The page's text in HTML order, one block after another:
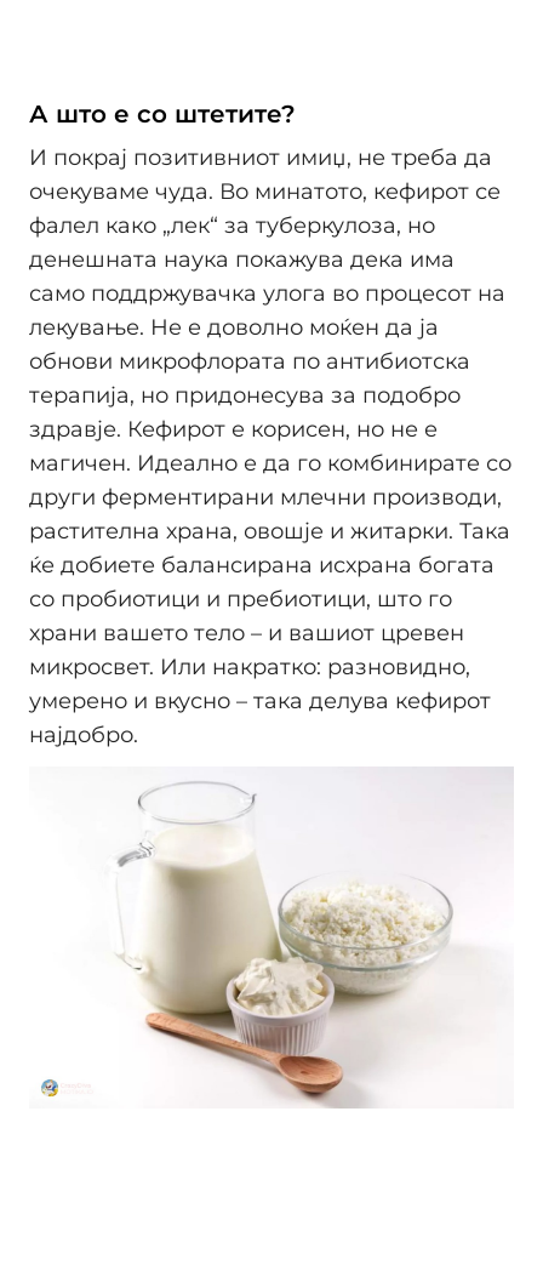
А што е со штетите?
И покрај позитивниот имиџ, не треба да
очекуваме чуда. Во минатото, кефирот се
фалел како „лек“ за туберкулоза, но
денешната наука покажува дека има
само поддржувачка улога во процесот на
лекување. Не е доволно моќен да ја
обнови микрофлората по антибиотска
терапија, но придонесува за подобро
здравје. Кефирот е корисен, но не е
магичен. Идеално е да го комбинирате со
други ферментирани млечни производи,
растителна храна, овошје и житарки. Така
ќе добиете балансирана исхрана богата
со пробиотици и пребиотици, што го
храни вашето тело – и вашиот цревен
микросвет. Или накратко: разновидно,
умерено и вкусно – така делува кефирот
најдобро.